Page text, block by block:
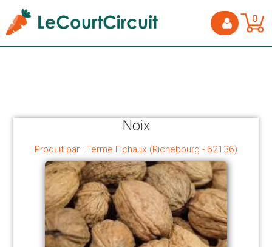
0
Noix
Produit par : Ferme Fichaux (Richebourg - 62136)